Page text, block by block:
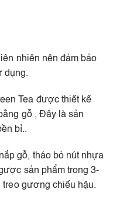
nhiên nên đảm bảo
dụng.
Tea được thiết kế
gỗ , Đây là sản
bỉ..
gỗ, tháo bỏ nút nhựa
sản phẩm trong 3-
treo gương chiếu hậu.